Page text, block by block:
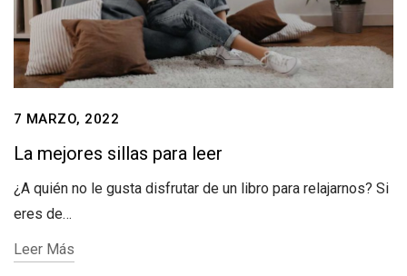
7 MARZO, 2022
La mejores sillas para leer
¿A quién no le gusta disfrutar de un libro para relajarnos? Si
eres de…
Leer Más